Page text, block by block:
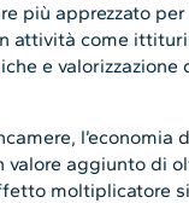
più apprezzato per
attività come
e valorizzazione
l’economia
valore aggiunto di
moltiplicatore